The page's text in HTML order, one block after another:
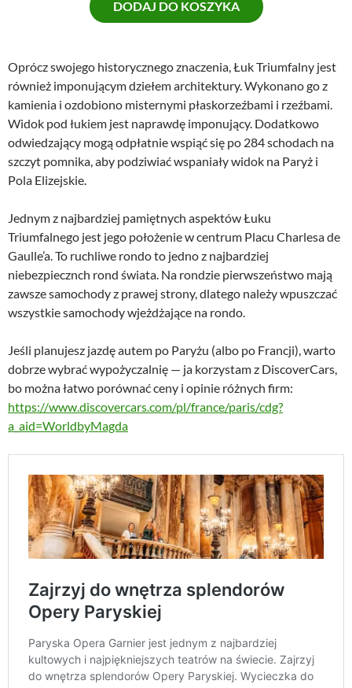
e
r
o
t
n
a
c
e
w
y
n
o
s
i
a
:
8
9
z
ł
.
t
u
l
n
a
c
e
n
y
n
o
s
i
:
8
,
0
0
.
DODAJ DO KOSZYKA
Oprócz swojego historycznego znaczenia, Łuk Triumfalny jest
również imponującym dziełem architektury. Wykonano go z
kamienia i ozdobiono misternymi płaskorzeźbami i rzeźbami.
Widok pod łukiem jest naprawdę imponujący. Dodatkowo
odwiedzający mogą odpłatnie wspiąć się po 284 schodach na
szczyt pomnika, aby podziwiać wspaniały widok na Paryż i
Pola Elizejskie.
Jednym z najbardziej pamiętnych aspektów Łuku
Triumfalnego jest jego położenie w centrum Placu Charlesa de
Gaulle’a. To ruchliwe rondo to jedno z najbardziej
niebezpiecznch rond świata. Na rondzie pierwszeństwo mają
zawsze samochody z prawej strony, dlatego należy wpuszczać
wszystkie samochody wjeżdżające na rondo.
Jeśli planujesz jazdę autem po Paryżu (albo po Francji), warto
dobrze wybrać wypożyczalnię — ja korzystam z DiscoverCars,
bo można łatwo porównać ceny i opinie różnych firm:
https://www.discovercars.com/pl/france/paris/cdg?
a_aid=WorldbyMagda